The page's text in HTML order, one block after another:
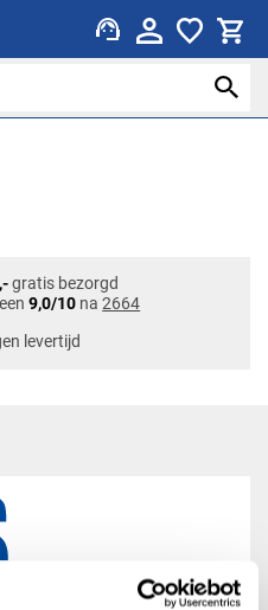
support_agent
gratis bezorgd
9,0/10 na2664
levertijd